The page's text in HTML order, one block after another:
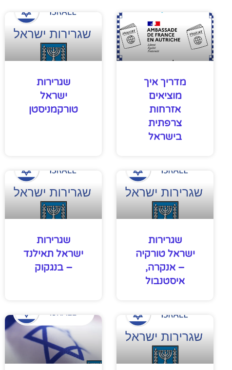
מדריך איך
מוציאים
אזרחות
צרפתית
בישראל
שגרירות
ישראל
טורקמניסטן
שגרירות
ישראל טורקיה
– אנקרה,
איסטנבול
שגרירות
ישראל תאילנד
– בנגקוק